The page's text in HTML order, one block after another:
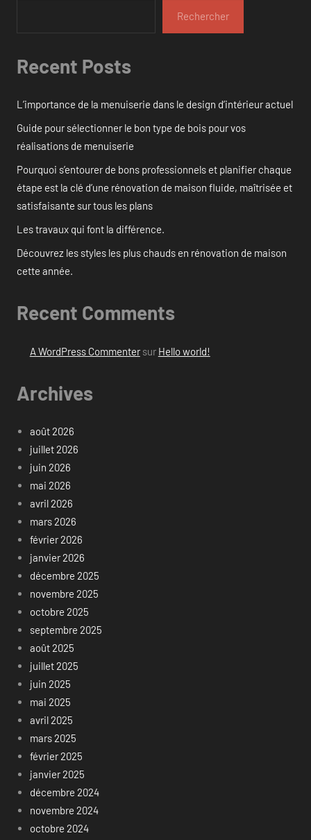
Rechercher
Recent Posts
L’importance de la menuiserie dans le design d’intérieur actuel
Guide pour sélectionner le bon type de bois pour vos
réalisations de menuiserie
Pourquoi s’entourer de bons professionnels et planifier chaque
étape est la clé d’une rénovation de maison fluide, maîtrisée et
satisfaisante sur tous les plans
Les travaux qui font la différence.
Découvrez les styles les plus chauds en rénovation de maison
cette année.
Recent Comments
A WordPress Commentersur Hello world!
Archives
août 2026
juillet 2026
juin 2026
mai 2026
avril 2026
mars 2026
février 2026
janvier 2026
décembre 2025
novembre 2025
octobre 2025
septembre 2025
août 2025
juillet 2025
juin 2025
mai 2025
avril 2025
mars 2025
février 2025
janvier 2025
décembre 2024
novembre 2024
octobre 2024